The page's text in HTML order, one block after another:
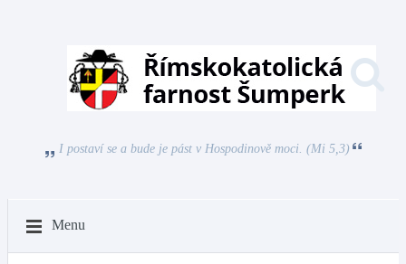
I postaví se a bude je pást v Hospodinově moci. (Mi 5,3)
Menu